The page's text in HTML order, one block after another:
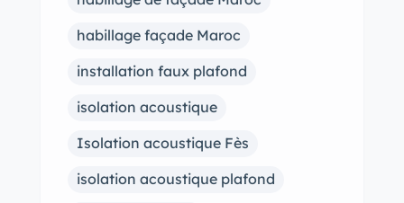
habillage façade Maroc
installation faux plafond
isolation acoustique
Isolation acoustique Fès
isolation acoustique plafond